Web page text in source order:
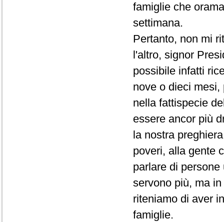
famiglie che
settimana.
Pertanto, non mi
l'altro, signor
possibile infatti
nove o dieci
nella fattispecie
essere ancor più
la nostra
poveri, alla gente
parlare di
servono più, ma
riteniamo di aver
famiglie.